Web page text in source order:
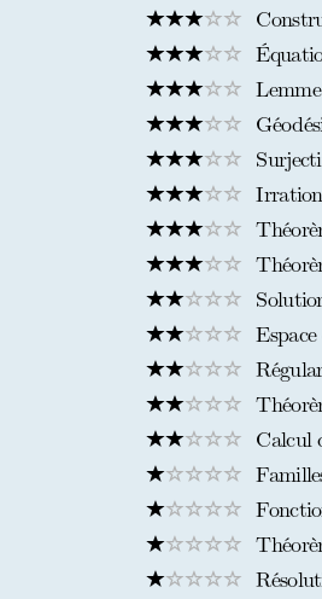
Calcul